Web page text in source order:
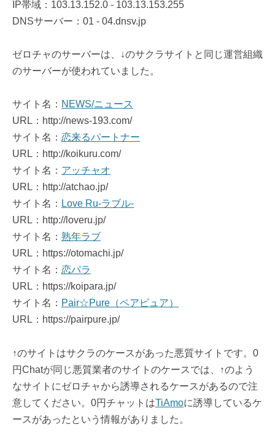
IP帯域：103.13.152.0 - 103.13.153.255
DNSサーバー：01 - 04.dnsv.jp
ゼロチャのサーバーは、↓のサクラサイトと同じ運営組織
のサーバーが使われていました。
サイト名： NEWS/ニュース
URL：http://news-193.com/
サイト名： 恋来るパートナー
URL：http://koikuru.com/
サイト名： アッチャオ
URL：http://atchao.jp/
サイト名： Love Ru-ラブル-
URL：http://loveru.jp/
サイト名： 熟年ラブ
URL：https://otomachi.jp/
サイト名： 恋パラ
URL：https://koipara.jp/
サイト名： Pair☆Pure（ペアピュア）
URL：https://pairpure.jp/
↑のサイトはサクラのケースがあった悪質サイトです。0
円Chatが同じ悪質業者のサイトのケースでは、↑のよう
なサイトにゼロチャから誘導されるケースがあるので注
意してください。0円チャットはTiAmoに誘導しているケ
ースがあったという情報がありました。